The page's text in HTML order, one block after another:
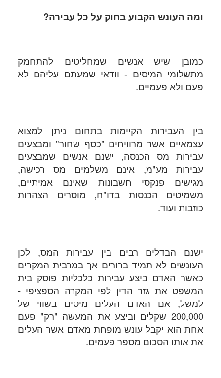
ומה העונש הקבוע בחוק על כל עבירה?
כמובן שיש אנשים שמחליטים להתחמק
מתשלומי המיסים - וודאי שמעתם עליהם לא
פעם ולא פעמיים.
בין העבירות הקיימות בתחום ניתן למצוא
עצמאיים אשר מרוויחים "כסף שחור" ומבצעים
עבירות מס הכנסה, ישנם אנשים שמבצעים
עבירות מע"מ, אינם משלמים מס רכישה,
מגישים פנקסי חשבונות שאינם אמיתיים,
משמיטים הכנסות בדו"ח, מוסרים הצהרות
כוזבות ועוד.
ישנם הבדלים רבים בין עבירות המס, לכן
העונשים לא תמיד ברורים אך במרבית המקרים
כאשר האדם ביצע עבירות כלכליות פוסק בית
המשפט את גזר הדין לפי המקרה הספציפי -
למשל, אם האדם העלים מיסים בשווי של
200,000 שקלים וביצע את המעשה "רק" פעם
אחת הוא יקבל עונש מופחת מאדם אשר העלים
את אותו הסכום מספר פעמים.